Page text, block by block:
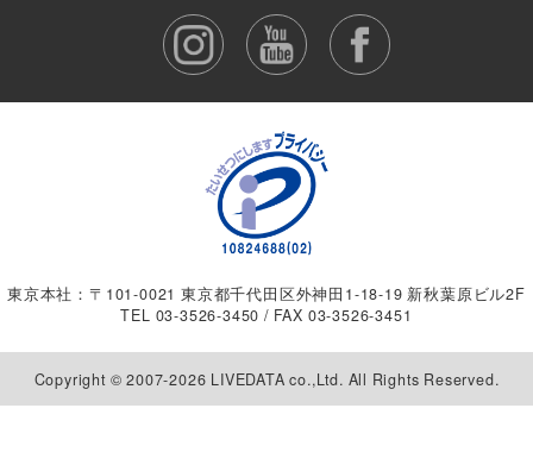
東京本社：〒101-0021 東京都千代田区外神田1-18-19 新秋葉原ビル2F
TEL 03-3526-3450 / FAX 03-3526-3451
Copyright © 2007-2026 LIVEDATA co.,Ltd. All Rights Reserved.